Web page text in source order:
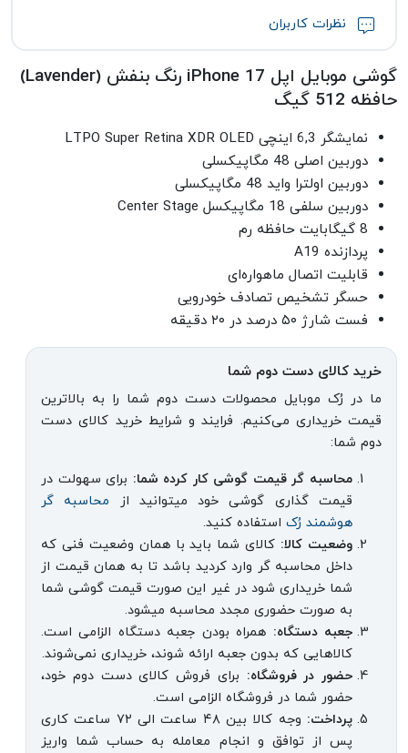
نظرات کاربران
گوشی موبایل اپل iPhone 17 رنگ بنفش (Lavender)
حافظه 512 گیگ
نمایشگر 6,3 اینچی LTPO Super Retina XDR OLED
دوربین اصلی 48 مگاپیکسلی
دوربین اولترا واید 48 مگاپیکسلی
دوربین سلفی 18 مگاپیکسل Center Stage
8 گیگابایت حافظه رم
پردازنده A19
قابلیت اتصال ماهواره‌ای
حسگر تشخیص تصادف خودرویی
فست شارژ ۵۰ درصد در ۲۰ دقیقه
خرید کالای دست دوم شما
ما در رُک موبایل محصولات دست دوم شما را به بالاترین
قیمت خریداری می‌کنیم. فرایند و شرایط خرید کالای دست
دوم شما:
محاسبه گر قیمت گوشی کار کرده شما: برای سهولت در
قیمت گذاری گوشی خود میتوانید از محاسبه گر
هوشمند رُک استفاده کنید.
وضعیت کالا: کالای شما باید با همان وضعیت فنی که
داخل محاسبه گر وارد کردید باشد تا به همان قیمت از
شما خریداری شود در غیر این صورت قیمت گوشی شما
به صورت حضوری مجدد محاسبه میشود.
جعبه دستگاه: همراه بودن جعبه دستگاه الزامی است.
کالاهایی که بدون جعبه ارائه شوند، خریداری نمی‌شوند.
حضور در فروشگاه: برای فروش کالای دست دوم خود،
حضور شما در فروشگاه الزامی است.
پرداخت:
وجه کالا بین ۴۸ ساعت الی ۷۲ ساعت کاری
پس از توافق و انجام معامله به حساب شما واریز